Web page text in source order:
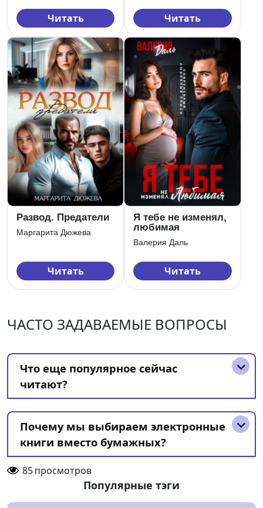
Читать Читать
Развод. Предатели
Маргарита Дюжева
Читать
Я тебе не изменял,
любимая
Валерия Даль
Читать
ЧАСТО ЗАДАВАЕМЫЕ ВОПРОСЫ
Что еще популярное сейчас
читают?
Почему мы выбираем электронные
книги вместо бумажных?
85просмотров
Популярные тэги